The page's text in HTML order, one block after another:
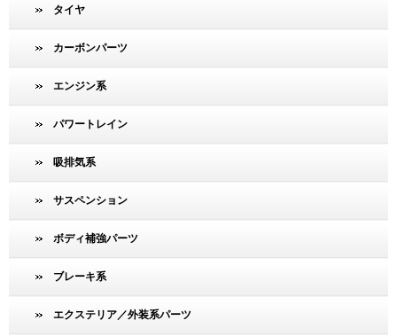
タイヤ
カーボンパーツ
エンジン系
パワートレイン
吸排気系
サスペンション
ボディ補強パーツ
ブレーキ系
エクステリア／外装系パーツ